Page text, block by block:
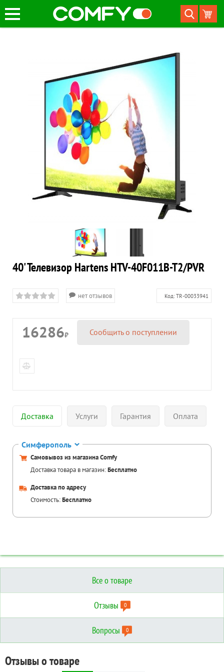
40' Телевизор Hartens HTV-40F011B-T2/PVR
нет отзывов Код: TR-00033941
16286₽ Сообщить о поступлении
Доставка Услуги Гарантия Оплата
Симферополь
Самовывоз из магазина Comfy
Доставка товара в магазин:Бесплатно
Доставка по адресу
Стоимость:Бесплатно
Все о товаре
Отзывы 0
Вопросы 0
Технические характеристики
Отзывы о товаре
Вопросы о товаре